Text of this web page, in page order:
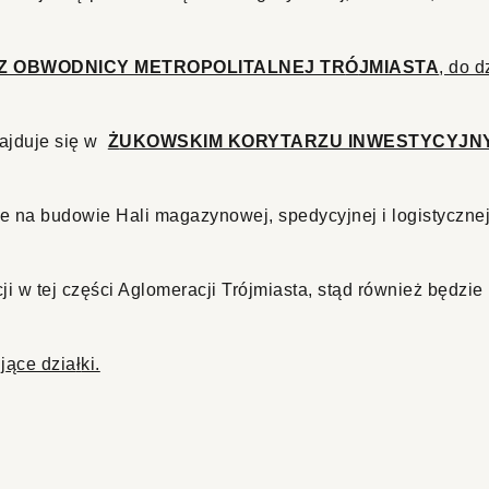
OBWODNICY METROPOLITALNEJ TRÓJMIASTA, do
się w ŻUKOWSKIM KORYTARZU
na budowie Hali magazynowej, spedycyjnej i
w tej części Aglomeracji Trójmiasta, stąd również będzie
ące działki.